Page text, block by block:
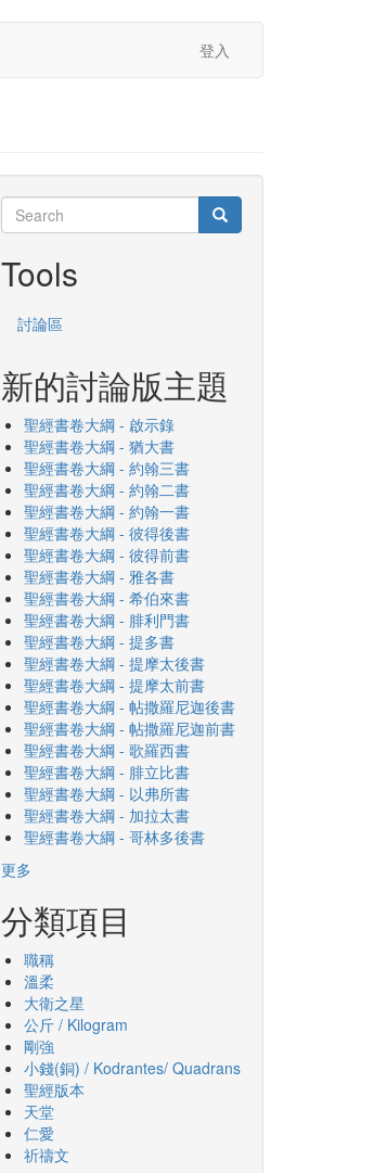
登入
Search
Search Search
Tools
討論區
新的討論版主題
聖經書卷大綱 - 啟示錄
聖經書卷大綱 - 猶大書
聖經書卷大綱 - 約翰三書
聖經書卷大綱 - 約翰二書
聖經書卷大綱 - 約翰一書
聖經書卷大綱 - 彼得後書
聖經書卷大綱 - 彼得前書
聖經書卷大綱 - 雅各書
聖經書卷大綱 - 希伯來書
聖經書卷大綱 - 腓利門書
聖經書卷大綱 - 提多書
聖經書卷大綱 - 提摩太後書
聖經書卷大綱 - 提摩太前書
聖經書卷大綱 - 帖撒羅尼迦後書
聖經書卷大綱 - 帖撒羅尼迦前書
聖經書卷大綱 - 歌羅西書
聖經書卷大綱 - 腓立比書
聖經書卷大綱 - 以弗所書
聖經書卷大綱 - 加拉太書
聖經書卷大綱 - 哥林多後書
更多
分類項目
職稱
溫柔
大衛之星
公斤 / Kilogram
剛強
小錢(銅) / Kodrantes/ Quadrans
聖經版本
天堂
仁愛
祈禱文